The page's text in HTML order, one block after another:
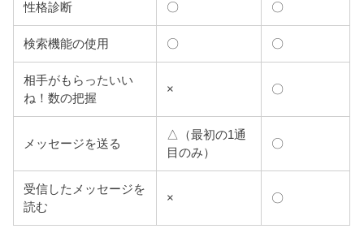
性格診断 〇 〇
検索機能の使用 〇 〇
相手がもらったいい
ね！数の把握
× 〇
メッセージを送る
△（最初の1通
目のみ）
〇
受信したメッセージを
読む
× 〇